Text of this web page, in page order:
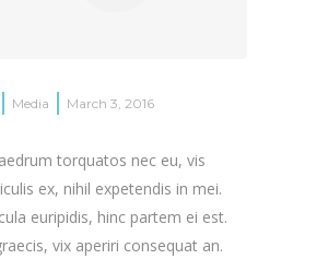
Media March 3, 2016
torquatos nec eu, vis
ex, nihil expetendis in mei.
euripidis, hinc partem ei est.
vix aperiri consequat an.